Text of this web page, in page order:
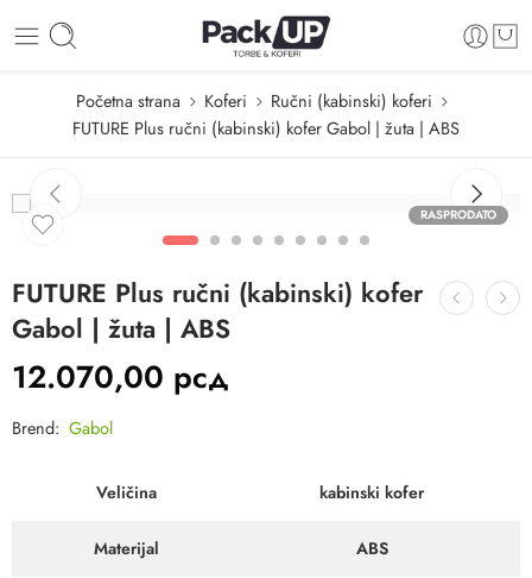
Početna strana Koferi
Ručni (kabinski) koferi
FUTURE Plus ručni (kabinski) kofer Gabol | žuta | ABS
RASPRODATO
FUTURE Plus ručni (kabinski) kofer
Gabol | žuta | ABS
12.070,00 рсд
Brend: Gabol
Veličina kabinski kofer
Materijal ABS